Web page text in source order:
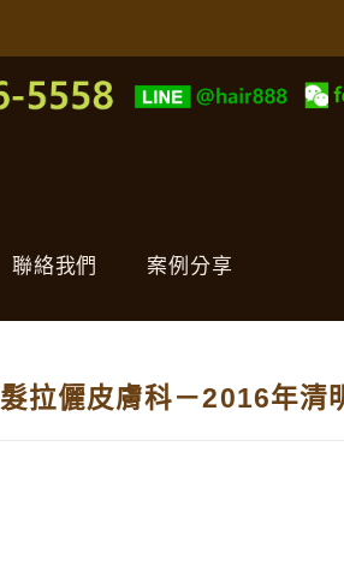
聯絡我們 案例分享
髮拉儷皮膚科－2016年清